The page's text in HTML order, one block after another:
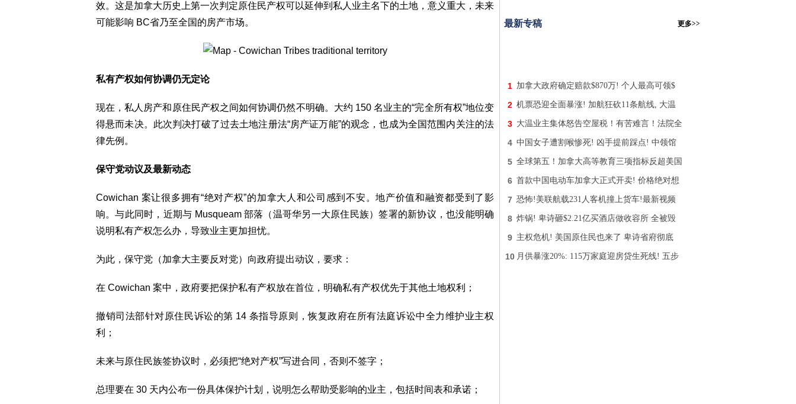
效。这是加拿大历史上第一次判定原住民产权可以延伸到私人业主名下的土地，意义重大，未来
可能影响 BC省乃至全国的房产市场。
私有产权如何协调仍无定论
现在，私人房产和原住民产权之间如何协调仍然不明确。大约 150 名业主的“完全所有权”地位变
得悬而未决。此次判决打破了过去土地注册法“房产证万能”的观念，也成为全国范围内关注的法
律先例。
保守党动议及最新动态
Cowichan 案让很多拥有“绝对产权”的加拿大人和公司感到不安。地产价值和融资都受到了影
响。与此同时，近期与 Musqueam 部落（温哥华另一大原住民族）签署的新协议，也没能明确
说明私有产权怎么办，导致业主更加担忧。
为此，保守党（加拿大主要反对党）向政府提出动议，要求：
在 Cowichan 案中，政府要把保护私有产权放在首位，明确私有产权优先于其他土地权利；
撤销司法部针对原住民诉讼的第 14 条指导原则，恢复政府在所有法庭诉讼中全力维护业主权
利；
未来与原住民族签协议时，必须把“绝对产权”写进合同，否则不签字；
总理要在 30 天内公布一份具体保护计划，说明怎么帮助受影响的业主，包括时间表和承诺；
最新专稿 更多>>
1 加拿大政府确定赔款$870万! 个人最高可领$
2 机票恐迎全面暴涨! 加航狂砍11条航线, 大温
3 大温业主集体怒告空屋税！有苦难言！法院全
4 中国女子遭割喉惨死! 凶手提前踩点! 中领馆
5 全球第五！加拿大高等教育三项指标反超美国
6 首款中国电动车加拿大正式开卖! 价格绝对想
7 恐怖!美联航载231人客机撞上货车!最新视频
8 炸锅! 卑诗砸$2.21亿买酒店做收容所 全被毁
9 主权危机! 美国原住民也来了 卑诗省府彻底
10 月供暴涨20%: 115万家庭迎房贷生死线! 五步